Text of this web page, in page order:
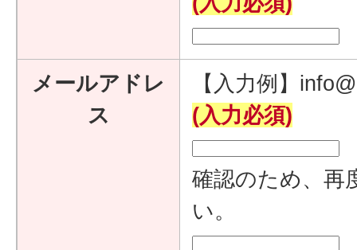
メールアドレ
ス
【入力例】
(入力必須)
確認のため、再
い。